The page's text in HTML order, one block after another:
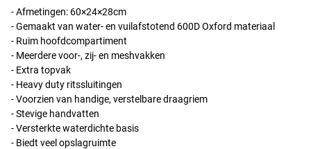
- Afmetingen: 60×24×28cm
- Gemaakt van water- en vuilafstotend 600D Oxford materiaal
- Ruim hoofdcompartiment
- Meerdere voor-, zij- en meshvakken
- Extra topvak
- Heavy duty ritssluitingen
- Voorzien van handige, verstelbare draagriem
- Stevige handvatten
- Versterkte waterdichte basis
- Biedt veel opslagruimte